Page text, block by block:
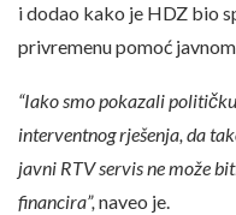
i dodao kako je HDZ bio
privremenu pomoć
“Iako smo pokazali
interventnog rješenja, da
javni RTV servis ne može
financira”, naveo je.